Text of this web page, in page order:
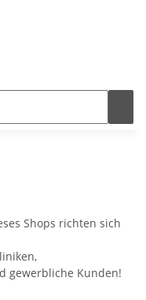
Shops richten sich
gewerbliche Kunden!